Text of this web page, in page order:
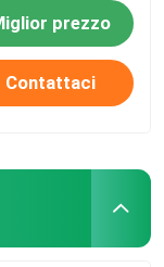
prezzo
Contattaci